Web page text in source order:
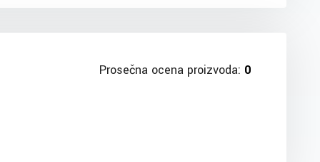
Prosečna ocena proizvoda: 0